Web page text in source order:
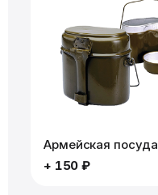
Армейская посуда
+ 150 ₽